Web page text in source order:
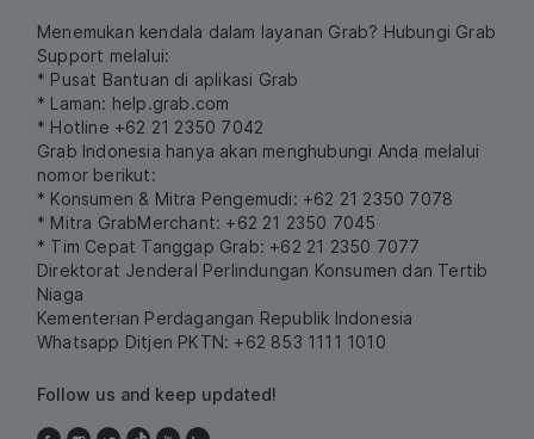
Menemukan kendala dalam layanan Grab? Hubungi Grab
Support melalui:
* Pusat Bantuan di aplikasi Grab
* Laman: help.grab.com
* Hotline +62 21 2350 7042
Grab Indonesia hanya akan menghubungi Anda melalui
nomor berikut:
* Konsumen & Mitra Pengemudi: +62 21 2350 7078
* Mitra GrabMerchant: +62 21 2350 7045
* Tim Cepat Tanggap Grab: +62 21 2350 7077
Direktorat Jenderal Perlindungan Konsumen dan Tertib
Niaga
Kementerian Perdagangan Republik Indonesia
Whatsapp Ditjen PKTN: +62 853 1111 1010
Follow us and keep updated!